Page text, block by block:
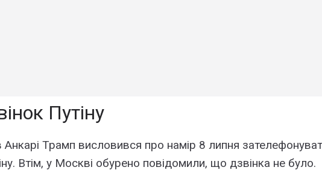
Путіну
Трамп висловився про намір 8 липня
Втім, у Москві обурено повідомили, що дзвінка не було.